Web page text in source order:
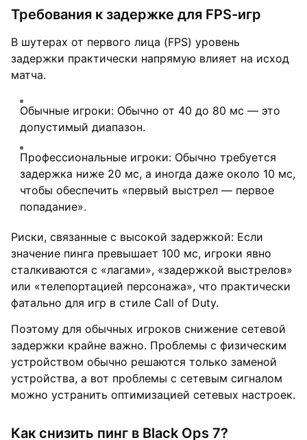
Требования к задержке для FPS-игр
В шутерах от первого лица (FPS) уровень
задержки практически напрямую влияет на исход
матча.
Обычные игроки: Обычно от 40 до 80 мс — это
допустимый диапазон.
Профессиональные игроки: Обычно требуется
задержка ниже 20 мс, а иногда даже около 10 мс,
чтобы обеспечить «первый выстрел — первое
попадание».
Риски, связанные с высокой задержкой: Если
значение пинга превышает 100 мс, игроки явно
сталкиваются с «лагами», «задержкой выстрелов»
или «телепортацией персонажа», что практически
фатально для игр в стиле Call of Duty.
Поэтому для обычных игроков снижение сетевой
задержки крайне важно. Проблемы с физическим
устройством обычно решаются только заменой
устройства, а вот проблемы с сетевым сигналом
можно устранить оптимизацией сетевых настроек.
Как снизить пинг в Black Ops 7?